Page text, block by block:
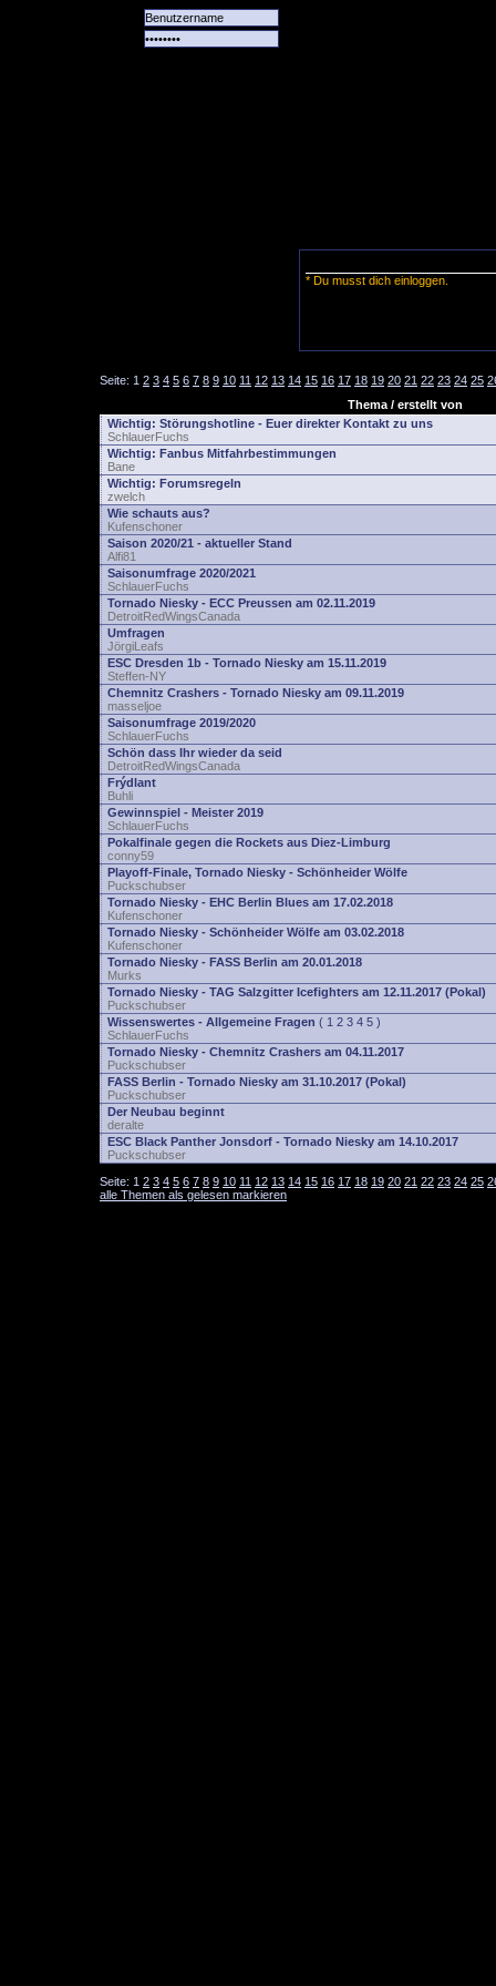
* Du musst dich einloggen.
Seite: 1 2 3 4 5 6 7 8 9 10 11 12 13 14 15 16 17 18 19 20 21 22 23 24 25
Thema / erstellt von
Wichtig: Störungshotline - Euer direkter Kontakt zu uns
SchlauerFuchs
Wichtig: Fanbus Mitfahrbestimmungen
Bane
Wichtig: Forumsregeln
zwelch
Wie schauts aus?
Kufenschoner
Saison 2020/21 - aktueller Stand
Alfi81
Saisonumfrage 2020/2021
SchlauerFuchs
Tornado Niesky - ECC Preussen am 02.11.2019
DetroitRedWingsCanada
Umfragen
JörgiLeafs
ESC Dresden 1b - Tornado Niesky am 15.11.2019
Steffen-NY
Chemnitz Crashers - Tornado Niesky am 09.11.2019
masseljoe
Saisonumfrage 2019/2020
SchlauerFuchs
Schön dass Ihr wieder da seid
DetroitRedWingsCanada
Frýdlant
Buhli
Gewinnspiel - Meister 2019
SchlauerFuchs
Pokalfinale gegen die Rockets aus Diez-Limburg
conny59
Playoff-Finale, Tornado Niesky - Schönheider Wölfe
Puckschubser
Tornado Niesky - EHC Berlin Blues am 17.02.2018
Kufenschoner
Tornado Niesky - Schönheider Wölfe am 03.02.2018
Kufenschoner
Tornado Niesky - FASS Berlin am 20.01.2018
Murks
Tornado Niesky - TAG Salzgitter Icefighters am 12.11.2017 (Pokal)
Puckschubser
Wissenswertes - Allgemeine Fragen ( 1 2 3 4 5 )
SchlauerFuchs
Tornado Niesky - Chemnitz Crashers am 04.11.2017
Puckschubser
FASS Berlin - Tornado Niesky am 31.10.2017 (Pokal)
Puckschubser
Der Neubau beginnt
deralte
ESC Black Panther Jonsdorf - Tornado Niesky am 14.10.2017
Puckschubser
Seite: 1 2 3 4 5 6 7 8 9 10 11 12 13 14 15 16 17 18 19 20 21 22 23 24 25
alle Themen als gelesen markieren